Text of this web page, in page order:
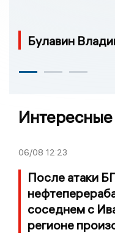
Булавин
06/08 12:23
После атаки
соседнем с
регионе